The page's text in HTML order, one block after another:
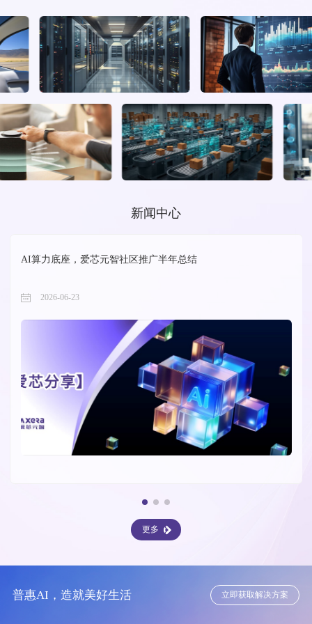
新闻中心
AI算力底座，爱芯元智社区推广半年总结
2026-06-23
更多
普惠AI，造就美好生活 立即获取解决方案